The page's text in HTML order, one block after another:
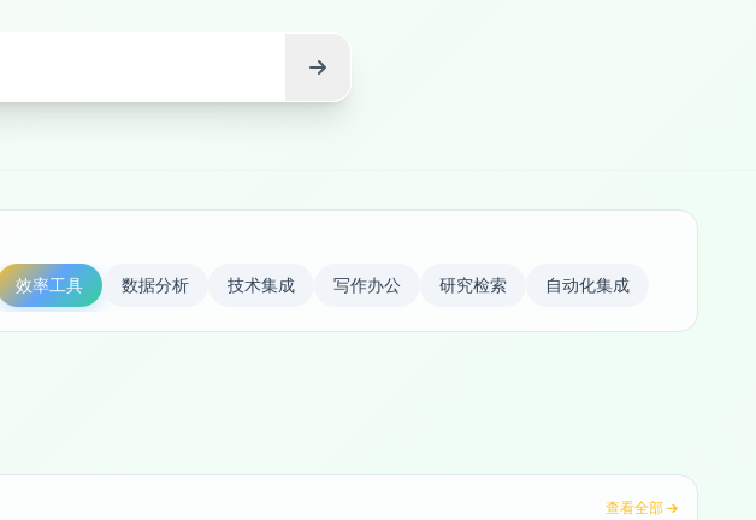
效率工具 数据分析 技术集成 写作办公 研究检索 自动化集成
查看全部